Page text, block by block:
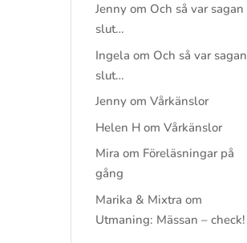
Jenny om Och så var sagan
slut…
Ingela om Och så var sagan
slut…
Jenny omVårkänslor
Helen H omVårkänslor
Mira om Föreläsningar på
gång
Marika & Mixtra om
Utmaning: Mässan – check!